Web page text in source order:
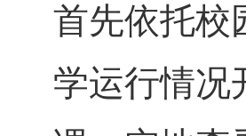
首先依托校
学运行情况